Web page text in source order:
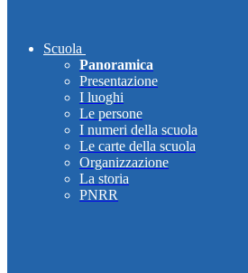
Scuola
Panoramica
Presentazione
I luoghi
Le persone
I numeri della scuola
Le carte della scuola
Organizzazione
La storia
PNRR